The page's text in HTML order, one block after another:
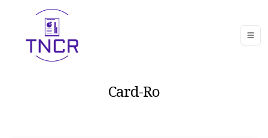
Card-Ro